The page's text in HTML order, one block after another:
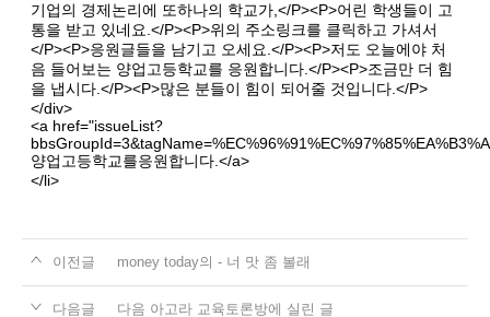
기업의 경제논리에 또하나의 학교가,</P><P>어린 학생들이 고
통을 받고 있네요.</P><P>위의 주소링크를 클릭하고 가셔서
</P><P>응원글들을 남기고 오세요.</P><P>저도 오늘에야 처
음 들어보는 양업고등학교를 응원합니다.</P><P>조금만 더 힘
을 냅시다.</P><P>많은 분들이 힘이 되어줄 것입니다.</P>
</div>
<a href="issueList?
양업고등학교를응원합니다.</a>
</li>
이전글 money today의 - 너 맛 좀 볼래
다음글 다음 아고라 교육토론방에 실린 글